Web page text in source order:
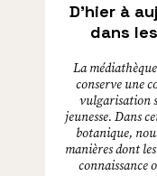
D’hier à
dans
La
conserve une
vulgarisation
jeunesse. Dans
botanique,
manières dont
connaissance